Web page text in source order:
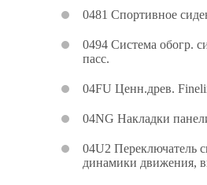
0481 Спортивное
0494 Система обогр.
пасс.
04FU Ценн.древ.
04NG Накладки
04U2 Переключатель
динамики движения,